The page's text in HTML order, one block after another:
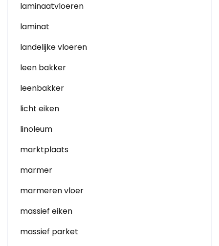
laminaatvloeren
laminat
landelijke vloeren
leen bakker
leenbakker
licht eiken
linoleum
marktplaats
marmer
marmeren vloer
massief eiken
massief parket